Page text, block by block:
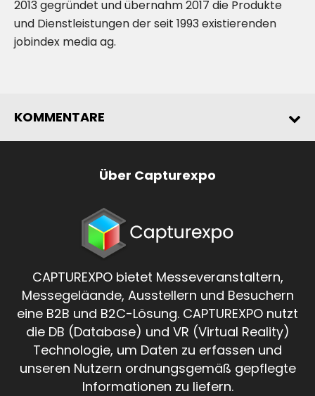
2013 gegründet und übernahm 2017 die Produkte
und Dienstleistungen der seit 1993 existierenden
jobindex media ag.
KOMMENTARE
Über Capturexpo
CAPTUREXPO bietet Messeveranstaltern,
Messegeläande, Ausstellern und Besuchern
eine B2B und B2C-Lösung. CAPTUREXPO nutzt
die DB (Database) und VR (Virtual Reality)
Technologie, um Daten zu erfassen und
unseren Nutzern ordnungsgemäß gepflegte
Informationen zu liefern.